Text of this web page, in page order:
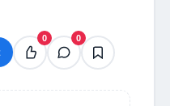
0 0